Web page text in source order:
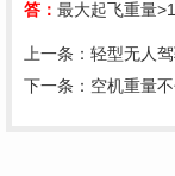
答： 最大起飞重量
上一条： 轻型无人
下一条： 空机重量